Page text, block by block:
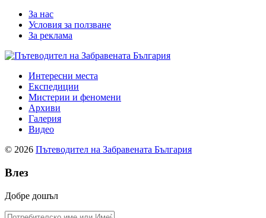
За нас
Условия за ползване
За реклама
Интересни места
Експедиции
Мистерии и феномени
Архиви
Галерия
Видео
© 2026 Пътеводител на Забравената България
Влез
Добре дошъл